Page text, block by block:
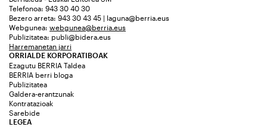
Telefonoa: 943 30 40 30
Bezero arreta: 943 30 43 45 | laguna@berria.eus
Webgunea: webgunea@berria.eus
Publizitatea: publi@bidera.eus
Harremanetan jarri
ORRIALDE KORPORATIBOAK
Ezagutu BERRIA Taldea
BERRIA berri bloga
Publizitatea
Galdera-erantzunak
Kontratazioak
Sarebide
LEGEA